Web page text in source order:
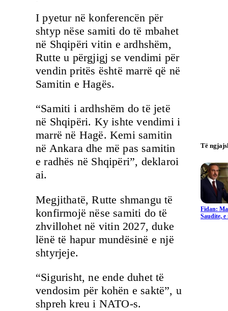
I pyetur në konferencën për
shtyp nëse samiti do të mbahet
në Shqipëri vitin e ardhshëm,
Rutte u përgjigj se vendimi për
vendin pritës është marrë që në
Samitin e Hagës.
“Samiti i ardhshëm do të jetë
në Shqipëri. Ky ishte vendimi i
marrë në Hagë. Kemi samitin
në Ankara dhe më pas samitin
e radhës në Shqipëri”, deklaroi
ai.
Megjithatë, Rutte shmangu të
konfirmojë nëse samiti do të
zhvillohet në vitin 2027, duke
lënë të hapur mundësinë e një
shtyrjeje.
“Sigurisht, ne ende duhet të
vendosim për kohën e saktë”, u
shpreh kreu i NATO-s.
Të
Fidan:
Saudite,